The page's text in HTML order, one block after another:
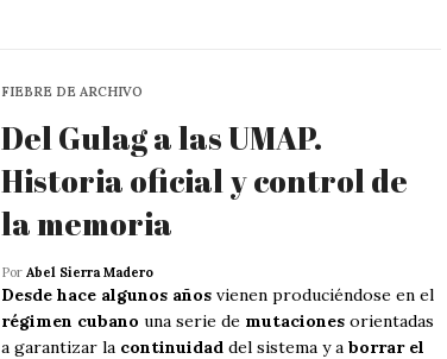
FIEBRE DE ARCHIVO
Del Gulag a las UMAP.
Historia oficial y control de
la memoria
Por Abel Sierra Madero
Desde hace algunos años vienen produciéndose en el
régimen cubano una serie de mutaciones orientadas
a garantizar la continuidad del sistema y a borrar el